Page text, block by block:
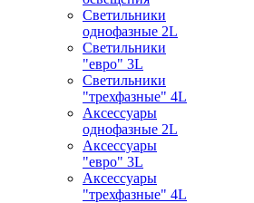
Светильники
однофазные 2L
Светильники
"евро" 3L
Светильники
"трехфазные" 4L
Аксессуары
однофазные 2L
Аксессуары
"евро" 3L
Аксессуары
"трехфазные" 4L